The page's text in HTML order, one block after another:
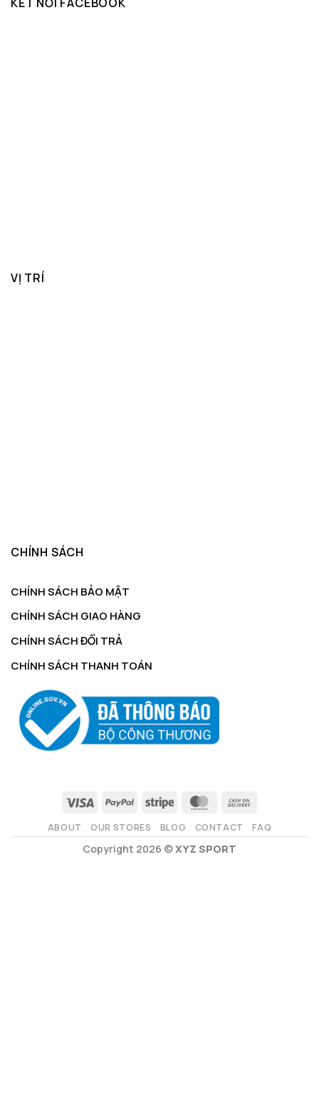
VỊ TRÍ
CHÍNH SÁCH
CHÍNH SÁCH BẢO MẬT
CHÍNH SÁCH GIAO HÀNG
CHÍNH SÁCH ĐỔI TRẢ
CHÍNH SÁCH THANH TOÁN
ABOUT OUR STORES BLOG CONTACT FAQ
Copyright 2026 ©XYZ SPORT